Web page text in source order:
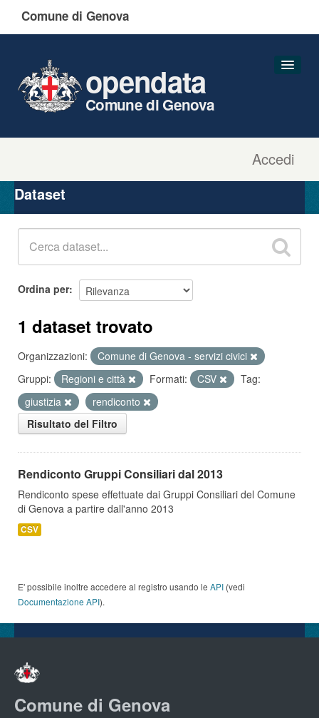
Comune di Genova
Accedi
opendata
Comune di Genova
Organizzazioni
Gruppi
Dataset
Ordina per
1 dataset trovato
Organizzazioni:
Comune di Genova - servizi civici
Gruppi:
Regioni e città Formati: CSV
Tag:
giustizia
rendiconto
Risultato del Filtro
Rendiconto Gruppi Consiliari dal 2013
Rendiconto spese effettuate dai Gruppi Consiliari del Comune
di Genova a partire dall'anno 2013
CSV
E' possibile inoltre accedere al registro usando le API (vedi
Documentazione API).
Comune di Genova